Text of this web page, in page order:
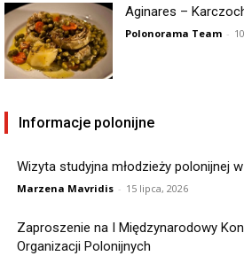
Aginares –
Polonorama Team -
Informacje polonijne
Wizyta studyjna młodzieży polonijnej
Marzena Mavridis - 15 lipca, 2026
Zaproszenie na I Międzynarodowy
Organizacji Polonijnych